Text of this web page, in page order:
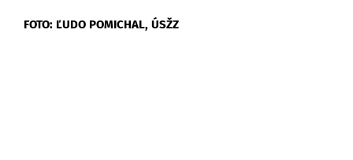
FOTO: ĽUDO POMICHAL, ÚSŽZ